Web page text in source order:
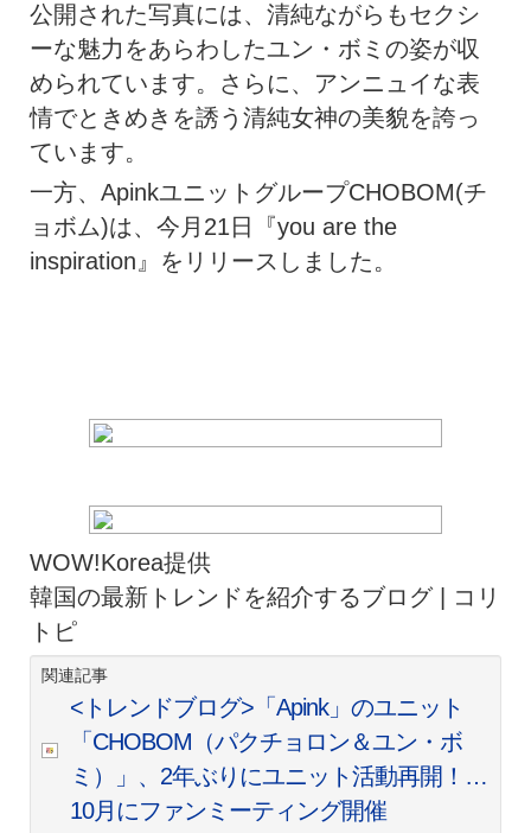
公開された写真には、清純ながらもセクシ
ーな魅力をあらわしたユン・ボミの姿が収
められています。さらに、アンニュイな表
情でときめきを誘う清純女神の美貌を誇っ
ています。
一方、ApinkユニットグループCHOBOM(チ
ョボム)は、今月21日『you are the
inspiration』をリリースしました。
WOW!Korea提供
韓国の最新トレンドを紹介するブログ | コリ
トピ
関連記事
<トレンドブログ>「Apink」のユニット
「CHOBOM（パクチョロン＆ユン・ボ
ミ）」、2年ぶりにユニット活動再開！…
10月にファンミーティング開催